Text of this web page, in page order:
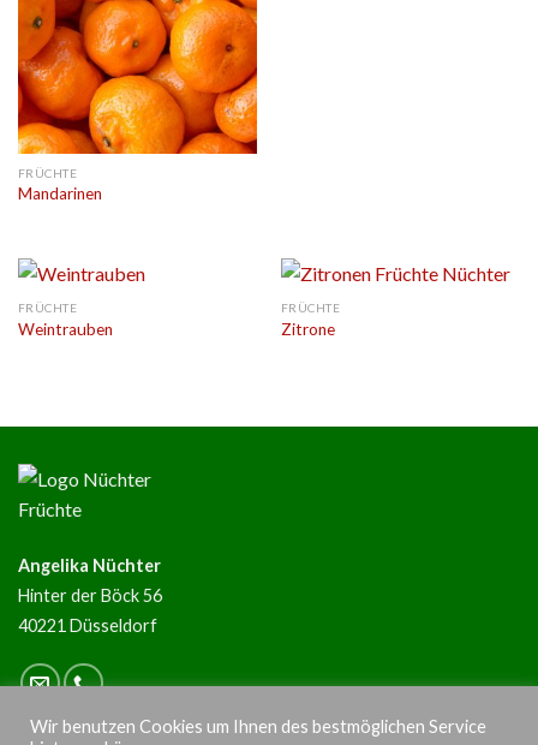
FRÜCHTE
Mandarinen
FRÜCHTE
Weintrauben
FRÜCHTE
Zitrone
Angelika Nüchter
Hinter der Böck 56
40221 Düsseldorf
Wir benutzen Cookies um Ihnen des bestmöglichen Service